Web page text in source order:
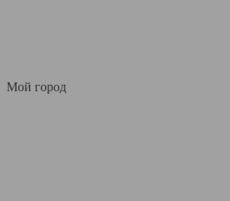
Мой город